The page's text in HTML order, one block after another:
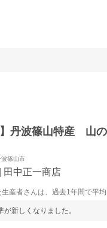
】丹波篠山特産 山
篠山市
田中正一商店
産者さんは、過去1年間で平
新しくなりました。